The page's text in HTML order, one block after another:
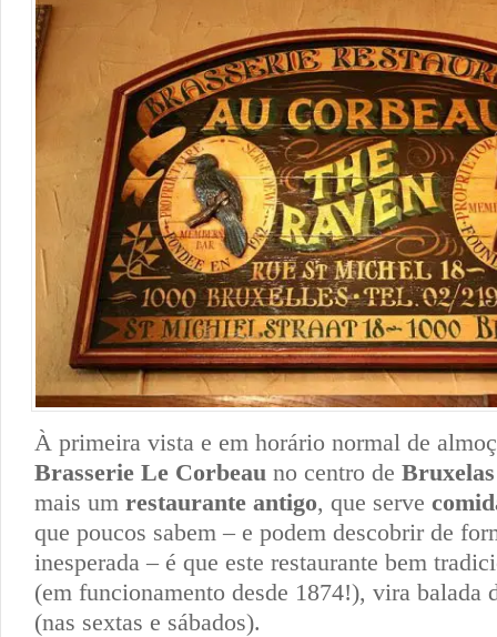
À primeira vista e em horário normal de
Brasserie Le Corbeau no centro de Bruxelas
mais um restaurante antigo, que serve
que poucos sabem – e podem descobrir de
inesperada – é que este restaurante bem
(em funcionamento desde 1874!), vira balada
(nas sextas e sábados).